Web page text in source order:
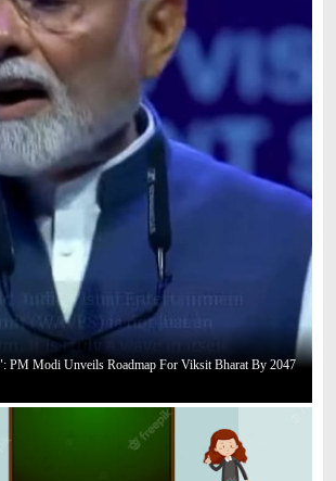
PM Modi Unveils Roadmap For Viksit Bharat By 2047